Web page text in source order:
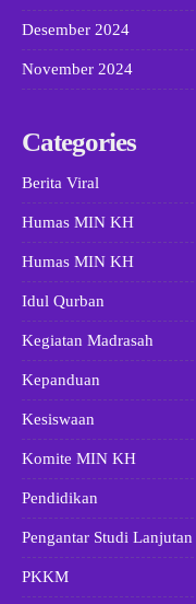
Desember 2024
November 2024
Categories
Berita Viral
Humas MIN KH
Humas MIN KH
Idul Qurban
Kegiatan Madrasah
Kepanduan
Kesiswaan
Komite MIN KH
Pendidikan
Pengantar Studi Lanjutan
PKKM